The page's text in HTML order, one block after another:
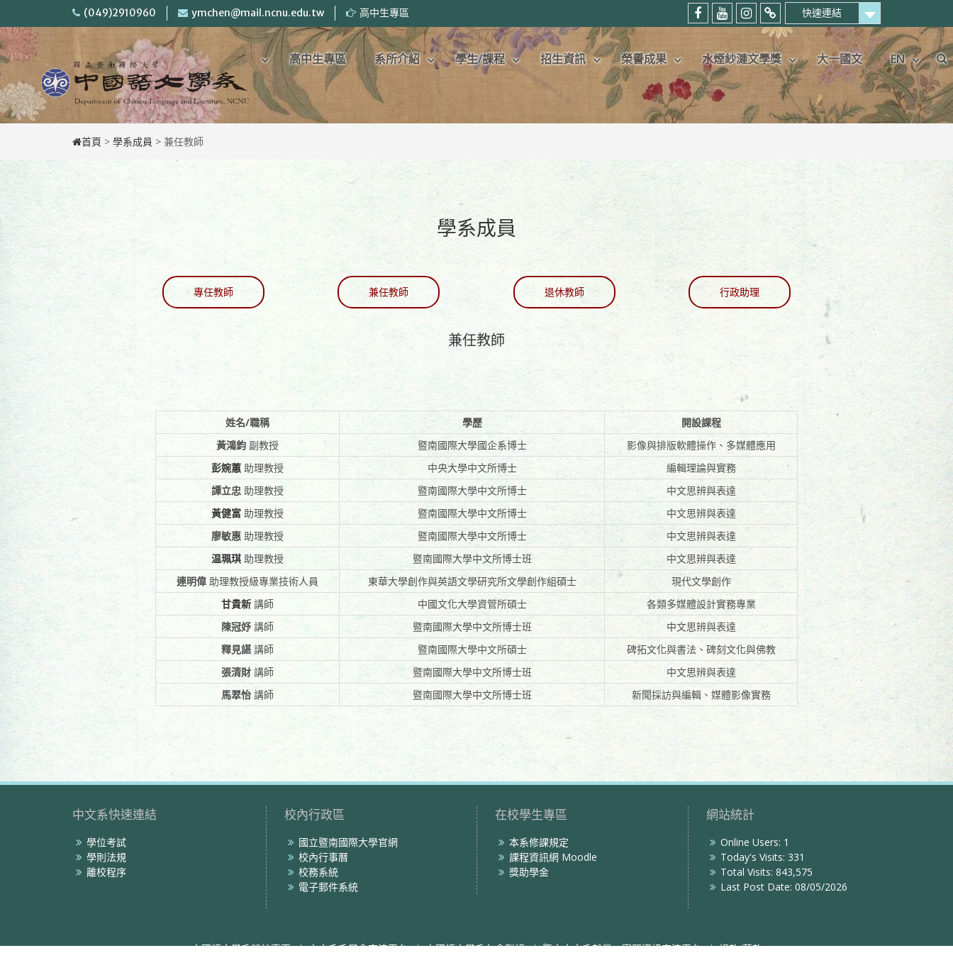
content
(049)2910960 ymchen@mail.ncnu.edu.tw 高中生專區
快速連結
中
語
文
學
中
語
文
學
中
語
系
暨
大
中
文
考
回
首
頁
高中生專區 系所介紹 學生/課程 招生資訊 榮譽成果 水煙紗漣文學獎 大一國文 EN
首頁 > 學系成員 > 兼任教師
學系成員
專任教師 兼任教師 退休教師 行政助理
兼任教師
姓名/職稱 學歷
開設課程
黃鴻鈞 副教授 暨南國際大學國企系博士
影像與排版軟體操作、多媒體應用
彭婉蕙 助理教授 中央大學中文所博士
編輯理論與實務
譚立忠 助理教授 暨南國際大學中文所博士
中文思辨與表達
黃健富 助理教授 暨南國際大學中文所博士
中文思辨與表達
廖敏惠 助理教授 暨南國際大學中文所博士
中文思辨與表達
温珮琪 助理教授 暨南國際大學中文所博士班
中文思辨與表達
連明偉 助理教授級專業技術人員 東華大學創作與英語文學研究所文學創作組碩士
現代文學創作
甘貴新 講師 中國文化大學資管所碩士
各類多媒體設計實務專業
陳冠妤 講師 暨南國際大學中文所博士班
中文思辨與表達
釋見諶 講師 暨南國際大學中文所碩士
碑拓文化與書法、碑刻文化與佛教
張清財 講師 暨南國際大學中文所博士班
中文思辨與表達
馬翠怡講師 暨南國際大學中文所博士班 新聞採訪與編輯、媒體影像實務
中文系快速連結
學位考試
學則法規
離校程序
校內行政區
國立暨南國際大學官網
校內行事曆
校務系統
電子郵件系統
在校學生專區
本系修課規定
課程資訊網 Moodle
獎助學金
網站統計
Online Users: 1
Today's Visits: 331
Total Visits: 843,575
Last Post Date: 08/05/2026
中國語文學系粉絲專頁 中文系系學會交流平台 中國語文學系友會群組 暨大中文系就業、實習資訊交流平台 捐款/募款